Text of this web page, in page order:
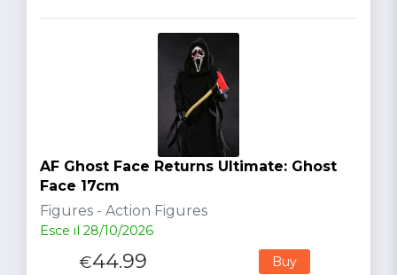
AF Ghost Face Returns Ultimate: Ghost
Face 17cm
Figures - Action Figures
Esce il 28/10/2026
€44.99 Buy